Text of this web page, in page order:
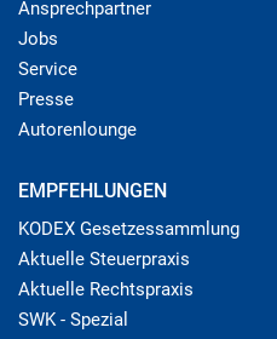
Ansprechpartner
Jobs
Service
Presse
Autorenlounge
EMPFEHLUNGEN
KODEX Gesetzessammlung
Aktuelle Steuerpraxis
Aktuelle Rechtspraxis
SWK - Spezial